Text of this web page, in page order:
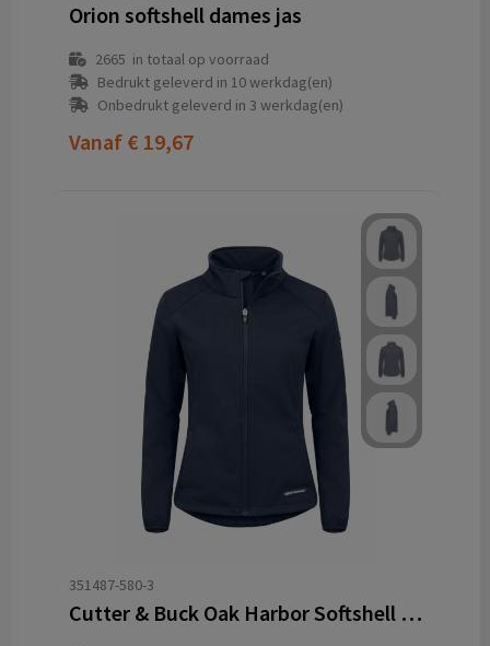
Orion softshell dames jas
2665 in totaal op voorraad
Bedrukt geleverd in 10 werkdag(en)
Onbedrukt geleverd in 3 werkdag(en)
Vanaf € 19,67
351487-580-3
Cutter & Buck Oak Harbor Softshell Jacket Dames